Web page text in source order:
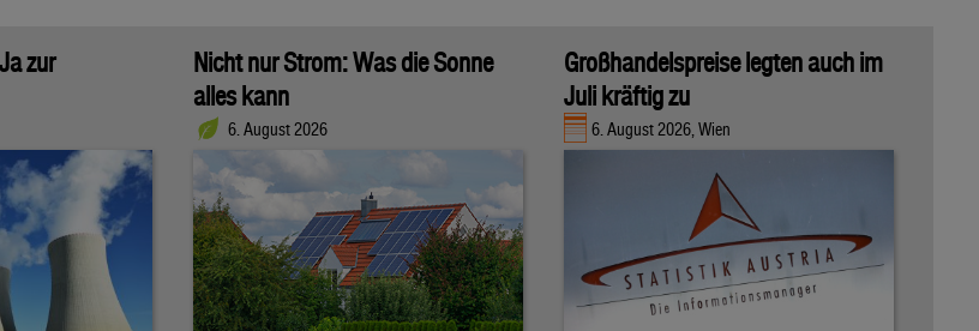
zur
Nicht nur Strom: Was die Sonne
alles kann
6. August 2026
Großhandelspreise legten auch im
Juli kräftig zu
6. August 2026, Wien